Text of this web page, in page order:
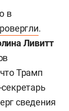
в
.
Ливитт
Трамп
сведения